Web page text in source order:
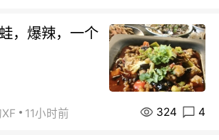
，爆辣，一个
11小时前 324 4